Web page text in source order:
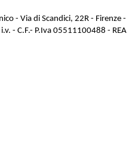
- Via di Scandici, 22R - Firenze -
- C.F.- P.Iva 05511100488 - REA